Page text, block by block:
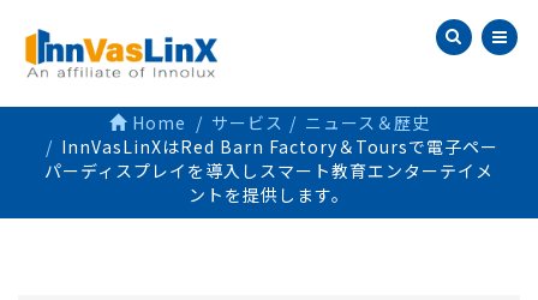
Home サービス
ニュース＆歴史
InnVasLinXはRed Barn Factory＆Toursで電子ペー
パーディスプレイを導入しスマート教育エンターテイメ
ントを提供します。